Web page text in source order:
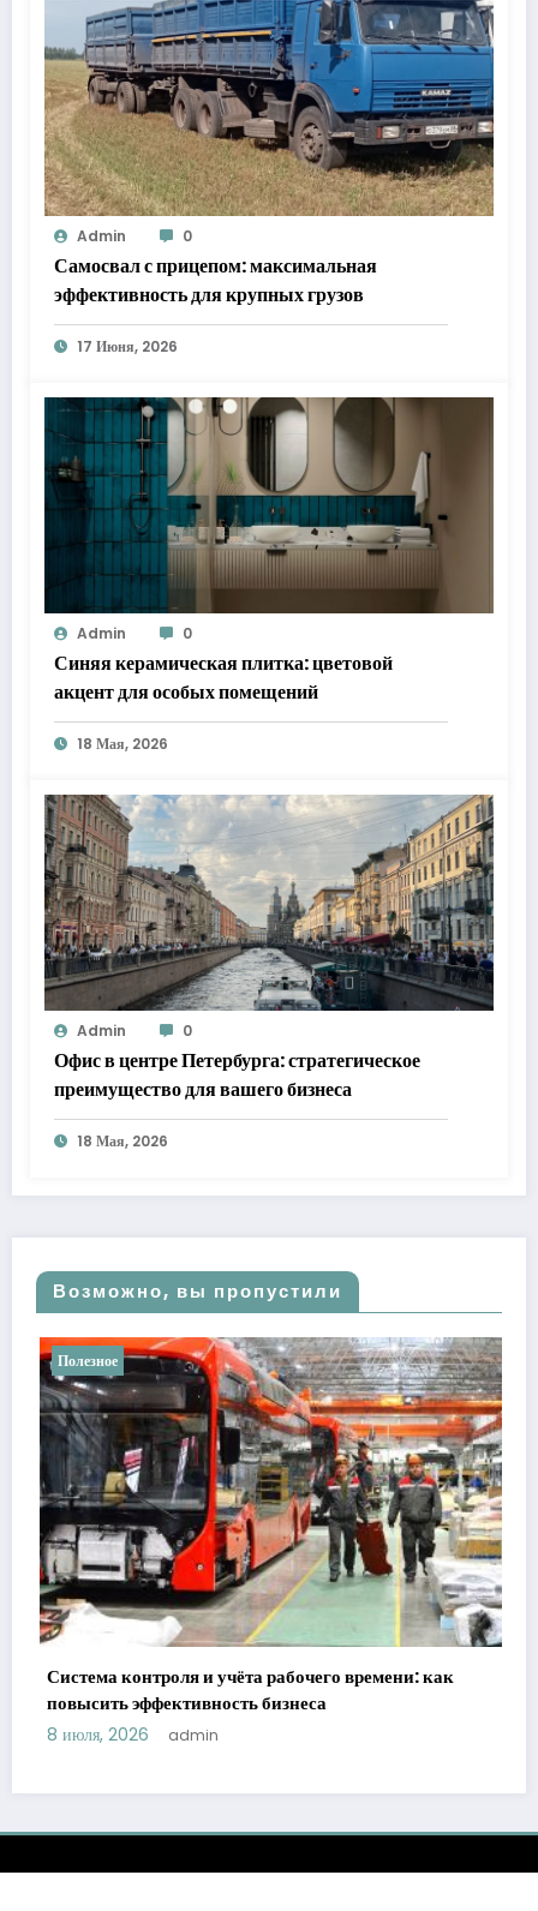
Admin 0
Самосвал с прицепом: максимальная
эффективность для крупных грузов
17 Июня, 2026
Admin 0
Синяя керамическая плитка: цветовой
акцент для особых помещений
18 Мая, 2026
Admin 0
Офис в центре Петербурга: стратегическое
преимущество для вашего бизнеса
18 Мая, 2026
Возможно, вы пропустили
Полезное
Система контроля и учёта рабочего времени: как
повысить эффективность бизнеса
8 июля, 2026 admin